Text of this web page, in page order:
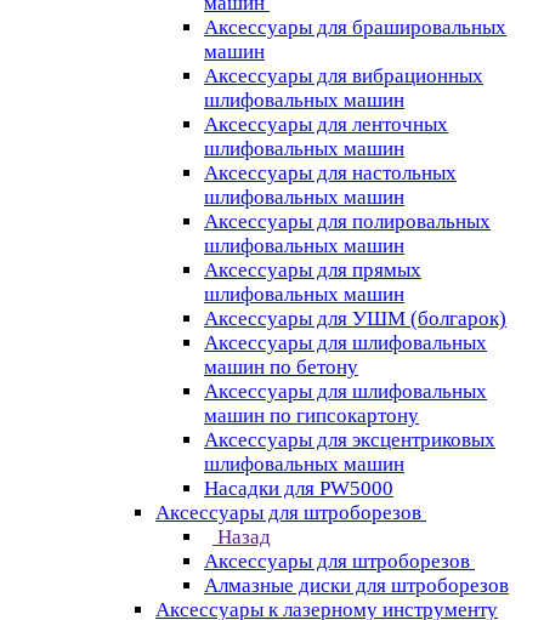
Аксессуары для брашировальных
машин
Аксессуары для вибрационных
шлифовальных машин
Аксессуары для ленточных
шлифовальных машин
Аксессуары для настольных
шлифовальных машин
Аксессуары для полировальных
шлифовальных машин
Аксессуары для прямых
шлифовальных машин
Аксессуары для УШМ (болгарок)
Аксессуары для шлифовальных
машин по бетону
Аксессуары для шлифовальных
машин по гипсокартону
Аксессуары для эксцентриковых
шлифовальных машин
Насадки для PW5000
Аксессуары для штроборезов
Назад
Аксессуары для штроборезов
Алмазные диски для штроборезов
Аксессуары к лазерному инструменту